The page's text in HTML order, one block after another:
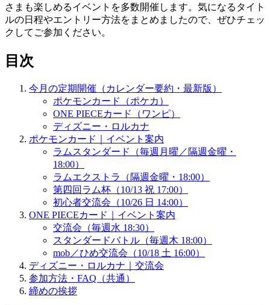
さまも楽しめるイベントを多数開催します。気になるタイト
ルの日程やエントリー方法をまとめましたので、ぜひチェッ
クしてご参加ください。
目次
今月の定期開催（カレンダー要約・最新版）
ポケモンカード（ポケカ）
ONE PIECEカード（ワンピ）
ディズニー・ロルカナ
ポケモンカード｜イベント案内
ラムスタンダード（毎週月曜／隔週金曜・
18:00）
ラムエクストラ（隔週金曜・18:00）
第四回ラム杯（10/13 祝 17:00）
初心者交流会（10/26 日 14:00）
ONE PIECEカード｜イベント案内
交流会（毎週水 18:30）
スタンダードバトル（毎週木 18:00）
mob／ひめ交流会（10/18 土 16:00）
ディズニー・ロルカナ｜交流会
参加方法・FAQ（共通）
締めの挨拶